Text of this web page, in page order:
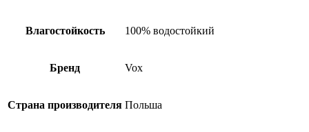
Влагостойкость 100% водостойкий
Бренд Vox
Страна производителя Польша